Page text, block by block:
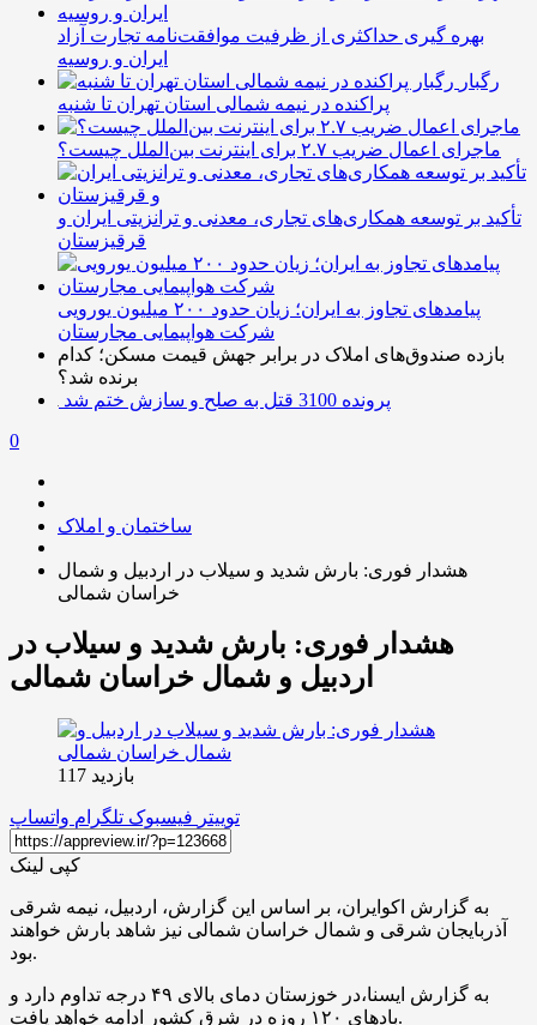
بهره گیری حداکثری از ظرفیت موافقت‌نامه تجارت آزاد
ایران و روسیه
رگبار
پراکنده در نیمه شمالی استان تهران تا شنبه
ماجرای اعمال ضریب ۲.۷ برای اینترنت بین‌الملل چیست؟
تأکید بر توسعه همکاری‌های تجاری، معدنی و ترانزیتی ایران و
قرقیزستان
پیامدهای تجاوز به ایران؛ زیان حدود ۲۰۰ میلیون یورویی
شرکت هواپیمایی مجارستان
بازده صندوق‌های املاک در برابر جهش قیمت مسکن؛ کدام
برنده شد؟
پرونده 3100 قتل به صلح و سازش ختم شد
0
ساختمان و املاک
هشدار فوری: بارش شدید و سیلاب در اردبیل و شمال
خراسان شمالی
هشدار فوری: بارش شدید و سیلاب در
اردبیل و شمال خراسان شمالی
بازدید 117
توییتر فیسبوک تلگرام واتساپ
کپی لینک
به گزارش اکوایران، بر اساس این گزارش، اردبیل، نیمه شرقی
آذربایجان شرقی و شمال خراسان شمالی نیز شاهد بارش خواهند
بود.
به گزارش ایسنا،در خوزستان دمای بالای ۴۹ درجه تداوم دارد و
بادهای ۱۲۰ روزه در شرق کشور ادامه خواهد یافت.